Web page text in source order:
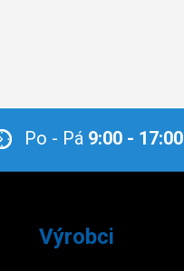
Po - Pá 9:00 - 17:00
Výrobci